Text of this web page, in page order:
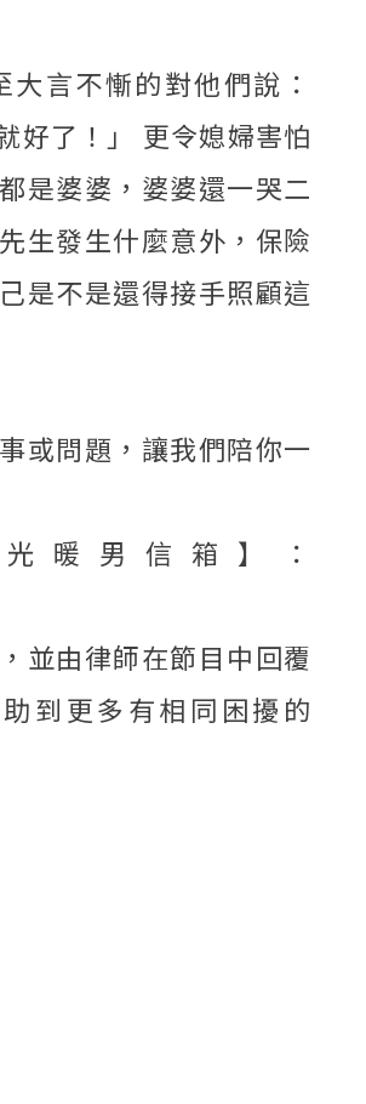
言不慚的對他們說：
好了！」 更令媳婦害怕
是婆婆，婆婆還一哭二
生發生什麼意外，保險
是不是還得接手照顧這
或問題，讓我們陪你一
暖男信箱】：
並由律師在節目中回覆
到更多有相同困擾的